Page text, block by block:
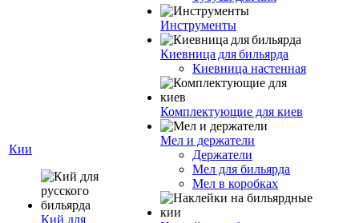
Кии
Кий для
Инструменты
Киевница для бильярда
Киевница настенная
Комплектующие для киев
Мел и держатели
Держатели
Мел для бильярда
Мел в коробках